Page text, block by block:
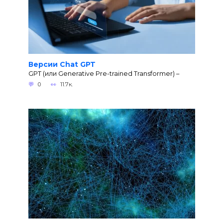
Версии Chat GPT
GPT (или Generative Pre-trained Transformer) –
0 11.7к.